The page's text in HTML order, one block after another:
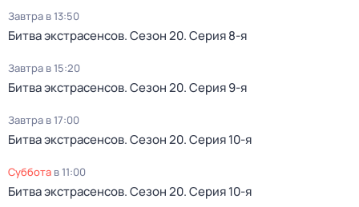
Завтра в 13:50
Битва экстрасенсов. Сезон 20. Серия 8-я
Завтра в 15:20
Битва экстрасенсов. Сезон 20. Серия 9-я
Завтра в 17:00
Битва экстрасенсов. Сезон 20. Серия 10-я
суббота в11:00
Битва экстрасенсов. Сезон 20. Серия 10-я